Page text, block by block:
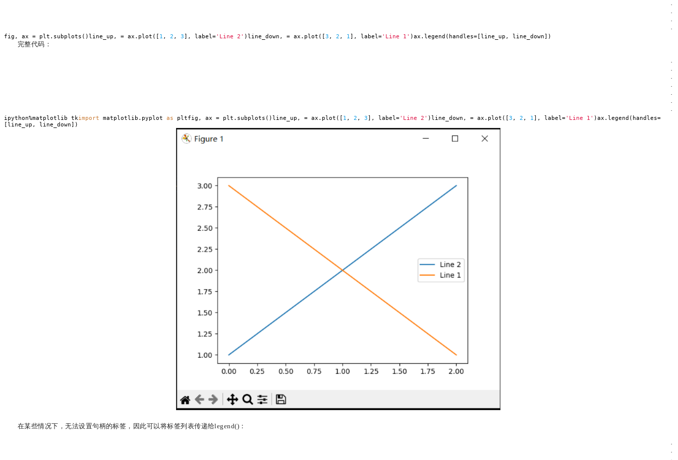
·
·
·
·
fig, ax = plt.subplots()line_up, = ax.plot([ 1 , 2 , 3], label='Line 2' )line_down, = ax.plot([3 , 2 , 1], label='Line 1' )ax.legend(handles=[line_up, line_down])
完整代码：
·
·
·
·
·
·
·
ipython%matplotlib tkimport matplotlib.pyplot as pltfig, ax = plt.subplots()line_up, = ax.plot([ 1 , 2 , 3], label='Line 2' )line_down, = ax.plot([3 , 2 , 1], label='Line 1' )ax.legend(handles=
[line_up, line_down])
在某些情况下，无法设置句柄的标签，因此可以将标签列表传递给legend()：
·
·